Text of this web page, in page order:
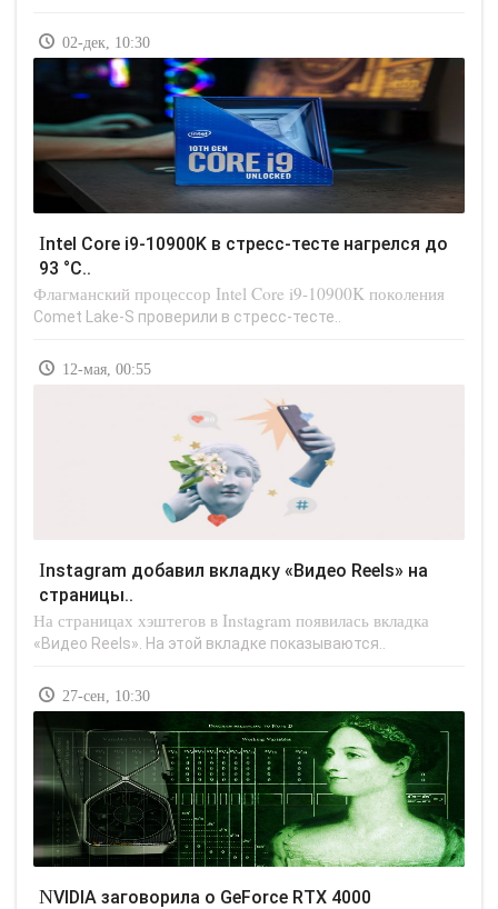
02-дек, 10:30
Intel Core i9-10900K в стресс-тесте нагрелся до
93 °C..
Флагманский процессор Intel Core i9-10900K поколения
Comet Lake-S проверили в стресс-тесте..
12-мая, 00:55
Instagram добавил вкладку «Видео Reels» на
страницы..
На страницах хэштегов в Instagram появилась вкладка
«Видео Reels». На этой вкладке показываются..
27-сен, 10:30
NVIDIA заговорила о GeForce RTX 4000